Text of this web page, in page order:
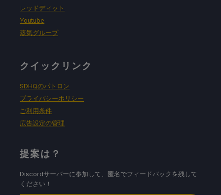
レッドディット
Youtube
蒸気グループ
クイックリンク
SDHQのパトロン
プライバシーポリシー
ご利用条件
広告設定の管理
提案は？
Discordサーバーに参加して、匿名でフィードバックを残して
ください！